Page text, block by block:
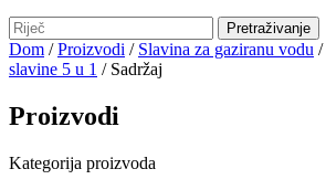
Dom /Proizvodi / Slavina za gaziranu vodu /
slavine 5 u 1 / Sadržaj
Proizvodi
Kategorija proizvoda